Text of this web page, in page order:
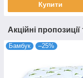
Купити
Акційні
Бамбук –25%